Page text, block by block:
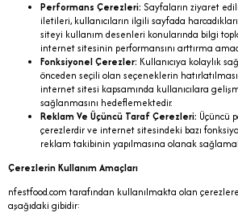
Performans Çerezleri: Sayfaların ziyaret
iletileri, kullanıcıların ilgili sayfada
siteyi kullanım desenleri konularında bilgi
internet sitesinin performansını arttırma
Fonksiyonel Çerezler: Kullanıcıya kolaylık
önceden seçili olan seçeneklerin
internet sitesi kapsamında kullanıcılara
sağlanmasını hedeflemektedir.
Reklam Ve Üçüncü Taraf Çerezleri: Üçüncü
çerezlerdir ve internet sitesindeki bazı
reklam takibinin yapılmasına olanak
Çerezlerin Kullanım Amaçları
nfestfood.com tarafından kullanılmakta olan
aşağıdaki gibidir: